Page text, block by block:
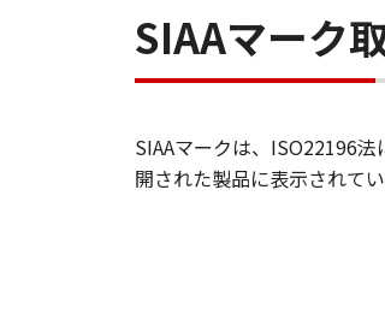
SIAAマーク
SIAAマークは、ISO22196
開された製品に表示されてい